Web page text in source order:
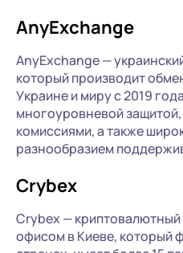
AnyExchange
AnyExchange —
который производит
Украине и миру с 2019
многоуровневой
комиссиями, а также
разнообразием
Crybex
Crybex —
офисом в Киеве, который